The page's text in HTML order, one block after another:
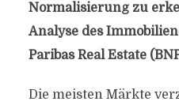
Normalisierung zu
Analyse des
Paribas Real Estate
Die meisten Märkte